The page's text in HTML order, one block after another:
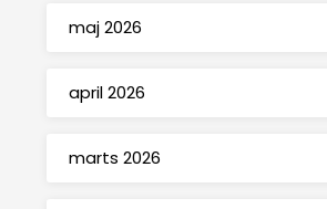
maj 2026
april 2026
marts 2026